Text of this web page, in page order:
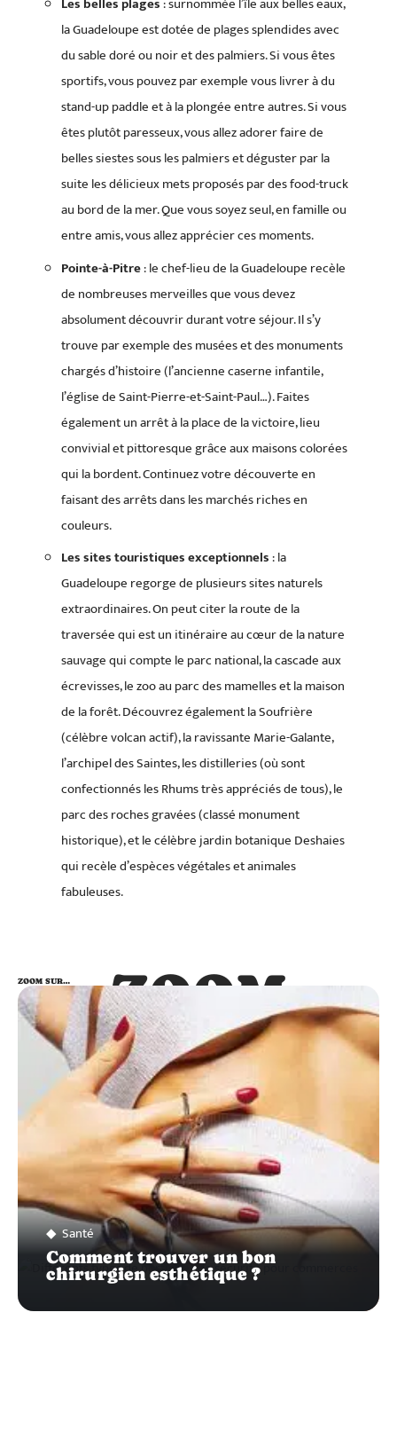
la Guadeloupe est dotée de plages splendides avec
du sable doré ou noir et des palmiers. Si vous êtes
sportifs, vous pouvez par exemple vous livrer à du
stand-up paddle et à la plongée entre autres. Si vous
êtes plutôt paresseux, vous allez adorer faire de
belles siestes sous les palmiers et déguster par la
suite les délicieux mets proposés par des food-truck
au bord de la mer. Que vous soyez seul, en famille ou
entre amis, vous allez apprécier ces moments.
Pointe-à-Pitre: le chef-lieu de la Guadeloupe recèle
de nombreuses merveilles que vous devez
absolument découvrir durant votre séjour. Il s’y
trouve par exemple des musées et des monuments
chargés d’histoire (l’ancienne caserne infantile,
l’église de Saint-Pierre-et-Saint-Paul…). Faites
également un arrêt à la place de la victoire, lieu
convivial et pittoresque grâce aux maisons colorées
qui la bordent. Continuez votre découverte en
faisant des arrêts dans les marchés riches en
couleurs.
Les sites touristiques exceptionnels: la
Guadeloupe regorge de plusieurs sites naturels
extraordinaires. On peut citer la route de la
traversée qui est un itinéraire au cœur de la nature
sauvage qui compte le parc national, la cascade aux
écrevisses, le zoo au parc des mamelles et la maison
de la forêt. Découvrez également la Soufrière
(célèbre volcan actif), la ravissante Marie-Galante,
l’archipel des Saintes, les distilleries (où sont
confectionnés les Rhums très appréciés de tous), le
parc des roches gravées (classé monument
historique), et le célèbre jardin botanique Deshaies
qui recèle d’espèces végétales et animales
fabuleuses.
ZOOM
SUR…
ZOOM SUR…
Santé
Comment trouver un bon
chirurgien esthétique ?